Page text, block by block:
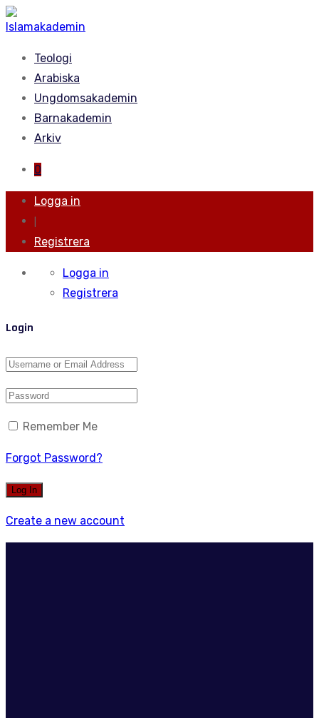
Teologi
Arabiska
Ungdomsakademin
Barnakademin
Arkiv
0
Logga in
Registrera
Logga in
Registrera
Login
Remember Me
Forgot Password?
Create a new account